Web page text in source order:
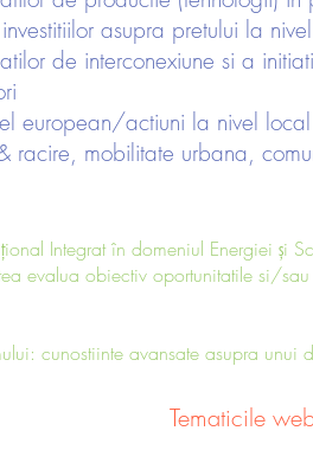
asupra pretului la
de interconexiune si a
european/actiuni la nivel
racire, mobilitate urbana,
Integrat în domeniul Energiei și
evalua obiectiv oportunitatile si/
cunostiinte avansate asupra unui
Tematicile